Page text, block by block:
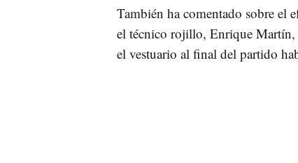
También ha comentado sobre el
el técnico rojillo, Enrique
el vestuario al final del partido